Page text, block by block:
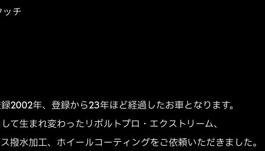
チ
2002年、登録から23年ほど経過したお車となります。
て生まれ変わったリボルトプロ・エクストリーム、
撥水加工、ホイールコーティングをご依頼いただきました。